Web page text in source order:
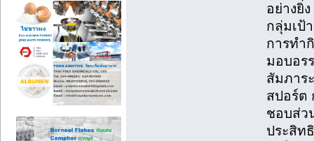
อย่างยิ่
กลุ่มเป้
การทำ
มอบอร
สัมภาร
สปอร์ต
ชอบส่ว
ประสิท